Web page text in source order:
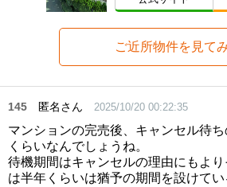
ご近所物件を見て
145 匿名さん 2025/10/20 00:22:35
マンションの完売後、キャンセル待
くらいなんでしょうね。
待機期間はキャンセルの理由にもよ
は半年くらいは猶予の期間を設けてい